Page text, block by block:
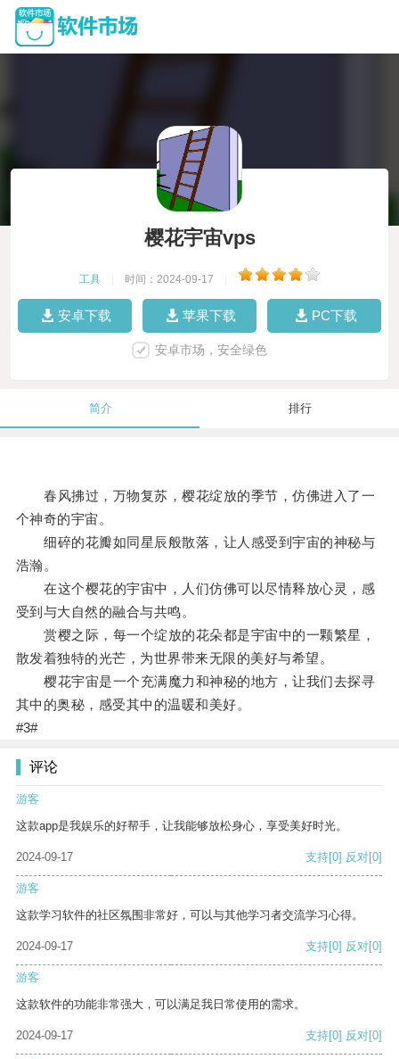
樱花宇宙vps
工具 时间：2024-09-17
安卓下载 苹果下载 PC下载
安卓市场，安全绿色
简介 排行
春风拂过，万物复苏，樱花绽放的季节，仿佛进入了一
个神奇的宇宙。
细碎的花瓣如同星辰般散落，让人感受到宇宙的神秘与
浩瀚。
在这个樱花的宇宙中，人们仿佛可以尽情释放心灵，感
受到与大自然的融合与共鸣。
赏樱之际，每一个绽放的花朵都是宇宙中的一颗繁星，
散发着独特的光芒，为世界带来无限的美好与希望。
樱花宇宙是一个充满魔力和神秘的地方，让我们去探寻
其中的奥秘，感受其中的温暖和美好。
#3#
评论
游客
这款app是我娱乐的好帮手，让我能够放松身心，享受美好时光。
2024-09-17 支持[0] 反对[0]
游客
这款学习软件的社区氛围非常好，可以与其他学习者交流学习心得。
2024-09-17 支持[0] 反对[0]
游客
这款软件的功能非常强大，可以满足我日常使用的需求。
2024-09-17 支持[0] 反对[0]